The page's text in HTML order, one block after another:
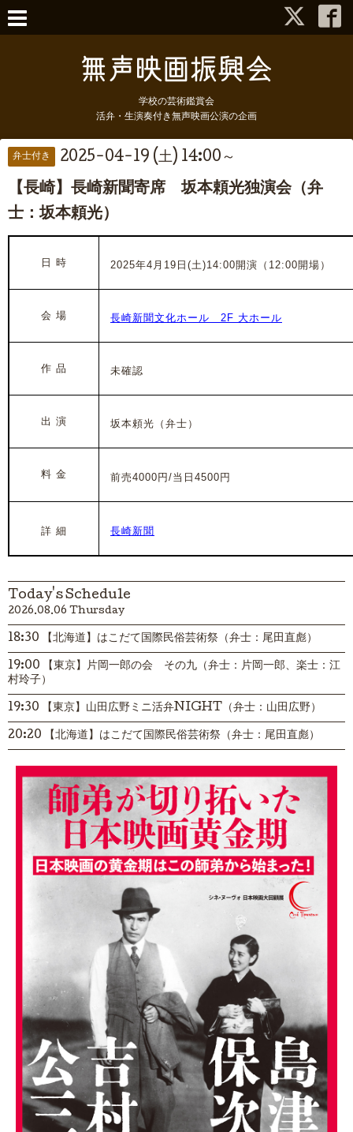
学校の芸術鑑賞会
活弁・生演奏付き無声映画公演の企画
弁士付き 2025-04-19 (土) 14:00～
【長崎】長崎新聞寄席 坂本頼光独演会（弁
士：坂本頼光）
日 時 2025年4月19日(土)14:00開演（12:00開場）
会 場 長崎新聞文化ホール 2F 大ホール
作 品 未確認
出 演 坂本頼光 （弁士）
料 金 前売4000円/当日4500円
詳 細 長崎新聞
Today's Schedule
2026.08.06 Thursday
18:30 【北海道】はこだて国際民俗芸術祭（弁士：尾田直彪）
19:00 【東京】片岡一郎の会 その九（弁士：片岡一郎、楽士：江
村玲子）
19:30 【東京】山田広野ミニ活弁NIGHT（弁士：山田広野）
20:20 【北海道】はこだて国際民俗芸術祭（弁士：尾田直彪）